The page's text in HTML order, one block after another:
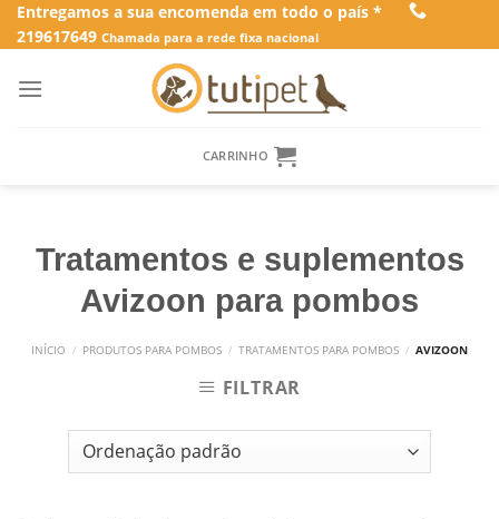
SkipEntregamos a sua encomenda em todo o país *
219617649 Chamada para a rede fixa nacional
CARRINHO
Tratamentos e suplementos
Avizoon para pombos
INÍCIO / PRODUTOS PARA POMBOS / TRATAMENTOS PARA POMBOS / AVIZOON
FILTRAR